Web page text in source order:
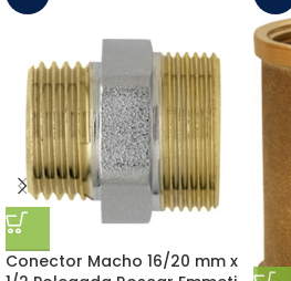
Conector Macho 16/20 mm x